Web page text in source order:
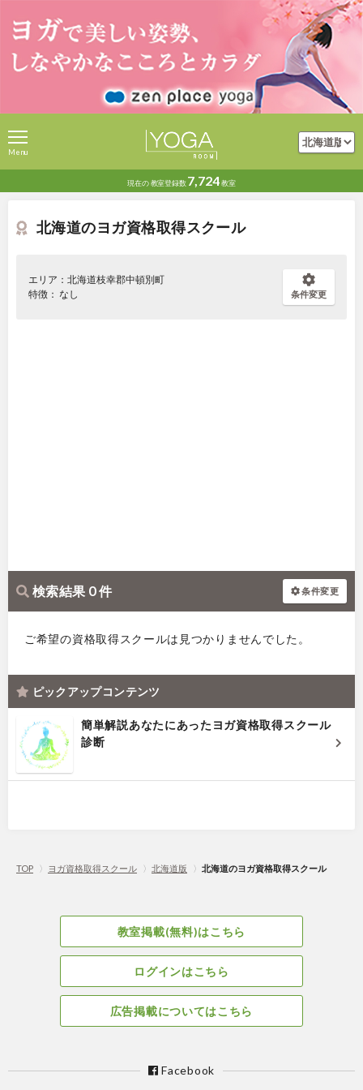
現在の教室登録数 7,724教室
Menu
北海道のヨガ資格取得スクール
エリア：北海道枝幸郡中頓別町
特徴： なし
条件変更
検索結果 0 件 条件変更
ご希望の資格取得スクールは見つかりませんでした。
ピックアップコンテンツ
簡単解説あなたにあったヨガ資格取得スクール
診断
TOP 〉 ヨガ資格取得スクール 〉 北海道版 〉 北海道のヨガ資格取得スクール
教室掲載(無料)はこちら
ログインはこちら
広告掲載についてはこちら
Facebook